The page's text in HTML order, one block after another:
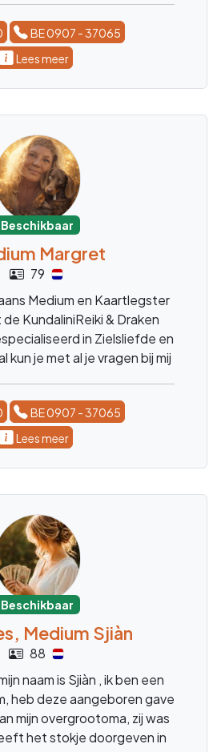
BE 0907 - 37065
Lees meer
Beschikbaar
Margret
79
Medium en Kaartlegster
KundaliniReiki & Draken
in Zielsliefde en
kun je met al je vragen bij mij
oor. liefs Margret
BE 0907 - 37065
Lees meer
Beschikbaar
Medium Sjiàn
88
naam is Sjiàn , ik ben een
heb deze aangeboren gave
mijn overgrootoma, zij was
het stokje doorgeven in